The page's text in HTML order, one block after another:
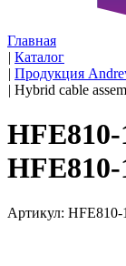
Главная
| Каталог
| Продукция
| Hybrid cable
Артикул: